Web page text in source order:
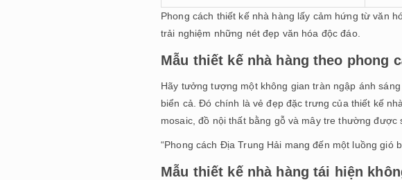
Phong cách thiết kế nhà hàng lấy cảm hứng từ văn
trải nghiệm những nét đẹp văn hóa độc đáo.
Mẫu thiết kế nhà hàng theo phong
Hãy tưởng tượng một không gian tràn ngập ánh
biển cả. Đó chính là vẻ đẹp đặc trưng của thiết kế
mosaic, đồ nội thất bằng gỗ và mây tre thường
“Phong cách Địa Trung Hải mang đến một luồng gió
Mẫu thiết kế nhà hàng tái hiện